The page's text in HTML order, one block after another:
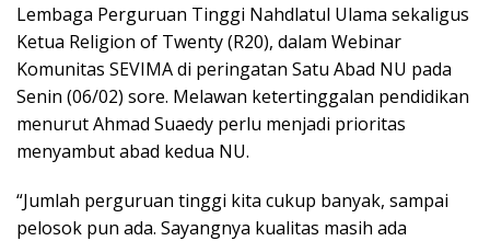
Lembaga Perguruan Tinggi Nahdlatul Ulama sekaligus
Ketua Religion of Twenty (R20), dalam Webinar
Komunitas SEVIMA di peringatan Satu Abad NU pada
Senin (06/02) sore. Melawan ketertinggalan pendidikan
menurut Ahmad Suaedy perlu menjadi prioritas
menyambut abad kedua NU.
“Jumlah perguruan tinggi kita cukup banyak, sampai
pelosok pun ada. Sayangnya kualitas masih ada